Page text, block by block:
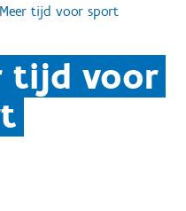
Meer tijd voor sport
tijd voor